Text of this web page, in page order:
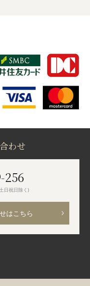
わせ
256
日祝日除く)
はこちら